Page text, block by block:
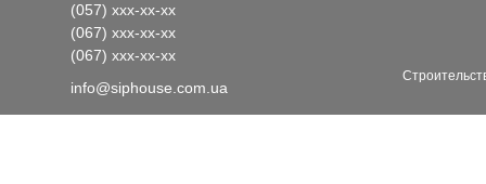
(057) xxx-xx-xx
(067) xxx-xx-xx
(067) xxx-xx-xx
info@siphouse.com.ua